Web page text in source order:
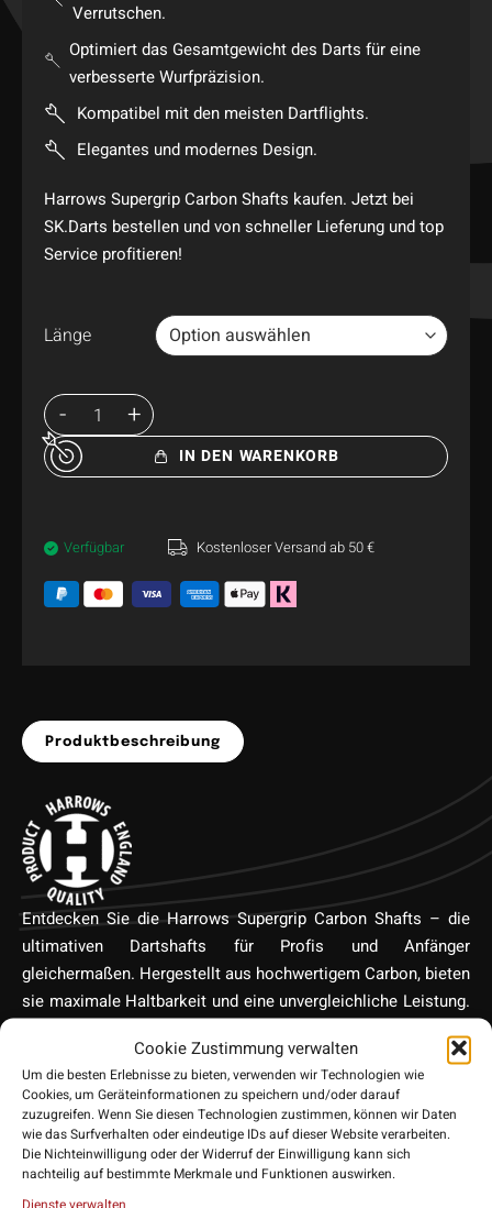
Cookie Zustimmung verwalten
Um die besten Erlebnisse zu bieten, verwenden wir Technologien wie
Cookies, um Geräteinformationen zu speichern und/oder darauf
zuzugreifen. Wenn Sie diesen Technologien zustimmen, können wir Daten
wie das Surfverhalten oder eindeutige IDs auf dieser Website verarbeiten.
Die Nichteinwilligung oder der Widerruf der Einwilligung kann sich
nachteilig auf bestimmte Merkmale und Funktionen auswirken.
Dienste verwalten
Verrutschen.
Optimiert das Gesamtgewicht des Darts für eine
verbesserte Wurfpräzision.
Kompatibel mit den meisten Dartflights.
Elegantes und modernes Design.
Harrows Supergrip Carbon Shafts kaufen. Jetzt bei
SK.Darts bestellen und von schneller Lieferung und top
Service profitieren!
Länge
IN DEN WARENKORB
Verfügbar Kostenloser Versand ab 50 €
Produktbeschreibung
Entdecken Sie die Harrows Supergrip Carbon Shafts – die
ultimativen Dartshafts für Profis und Anfänger
gleichermaßen. Hergestellt aus hochwertigem Carbon, bieten
sie maximale Haltbarkeit und eine unvergleichliche Leistung.
Flight immer sicher sitzt, ohne während des Spiels zu
verrutschen. Das leichte Design gewährleistet eine perfekte
Balance und fördert eine bessere Wurfpräzision. Geeignet für
die meisten Dartflights, sind diese Shafts vielseitig
einsetzbar und ein Muss für jeden Dartspieler. Elegant, stark
und präzise – das sind die Harrows Supergrip Carbon Shafts.